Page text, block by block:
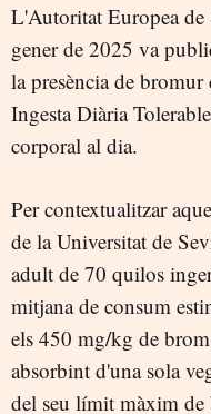
L'Autoritat Europea de
gener de 2025 va
la presència de
Ingesta Diària
corporal al dia.
Per contextualitzar
de la Universitat de
adult de 70 quilos
mitjana de consum
els 450 mg/kg de brom
absorbint d'una sola
del seu límit màxim de